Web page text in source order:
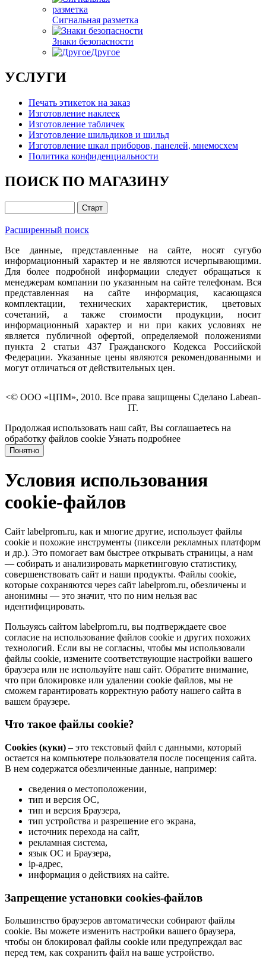
Сигнальная разметка
Знаки безопасности
Другое
УСЛУГИ
Печать этикеток на заказ
Изготовление наклеек
Изготовление табличек
Изготовление шильдиков и шильд
Изготовление шкал приборов, панелей, мнемосхем
Политика конфиденциальности
ПОИСК ПО МАГАЗИНУ
Расширенный поиск
Все данные, представленные на сайте, носят сугубо
информационный характер и не являются исчерпывающими.
Для более подробной информации следует обращаться к
менеджерам компании по указанным на сайте телефонам. Вся
представленная на сайте информация, касающаяся
комплектации, технических характеристик, цветовых
сочетаний, а также стоимости продукции, носит
информационный характер и ни при каких условиях не
является публичной офертой, определяемой положениями
пункта 2 статьи 437 Гражданского Кодекса Российской
Федерации. Указанные цены являются рекомендованными и
могут отличаться от действительных цен.
<© ООО «ЦПМ», 2010. Все права защищены Сделано Labean-
IT.
Продолжая использовать наш сайт, Вы соглашаетесь на
обработку файлов cookie Узнать подробнее
Понятно
Условия использования
cookie-файлов
Сайт labelprom.ru, как и многие другие, использует файлы
cookie и похожие инструменты (пиксели рекламных платформ
и др.). Это помогает вам быстрее открывать страницы, а нам
— собирать и анализировать маркетинговую статистику,
совершенствовать сайт и наши продукты. Файлы сookie,
которые сохраняются через сайт labelprom.ru, обезличены и
анонимны — это значит, что по ним нельзя вас
идентифицировать.
Пользуясь сайтом labelprom.ru, вы подтверждаете свое
согласие на использование файлов cookie и других похожих
технологий. Если вы не согласны, чтобы мы использовали
файлы cookie, измените соответствующие настройки вашего
браузера или не используйте наш сайт. Обратите внимание,
что при блокировке или удалении cookie файлов, мы не
сможем гарантировать корректную работу нашего сайта в
вашем браузере.
Что такое файлы cookie?
Cookies (куки) – это текстовый файл с данными, который
остается на компьютере пользователя после посещения сайта.
В нем содержатся обезличенные данные, например:
сведения о местоположении,
тип и версия ОС,
тип и версия Браузера,
тип устройства и разрешение его экрана,
источник перехода на сайт,
рекламная система,
язык ОС и Браузера,
ip-адрес,
информация о действиях на сайте.
Запрещение установки cookies-файлов
Большинство браузеров автоматически собирают файлы
cookie. Вы можете изменить настройки вашего браузера,
чтобы он блокировал файлы cookie или предупреждал вас
перед тем, как сохранить файл на ваше устройство.